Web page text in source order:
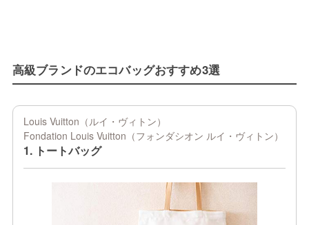
高級ブランドのエコバッグおすすめ3選
Louis Vuitton（ルイ・ヴィトン）
Fondation Louis Vuitton（フォンダシオン ルイ・ヴィトン）
1. トートバッグ